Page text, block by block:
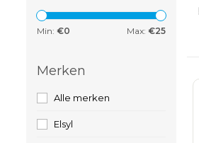
Min: €0 Max: €25
Merken
Alle merken
Elsyl